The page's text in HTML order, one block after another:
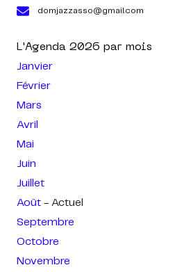
domjazzasso@gmail.com
L'Agenda 2026 par mois
Janvier
Février
Mars
Avril
Mai
Juin
Juillet
Août - Actuel
Septembre
Octobre
Novembre